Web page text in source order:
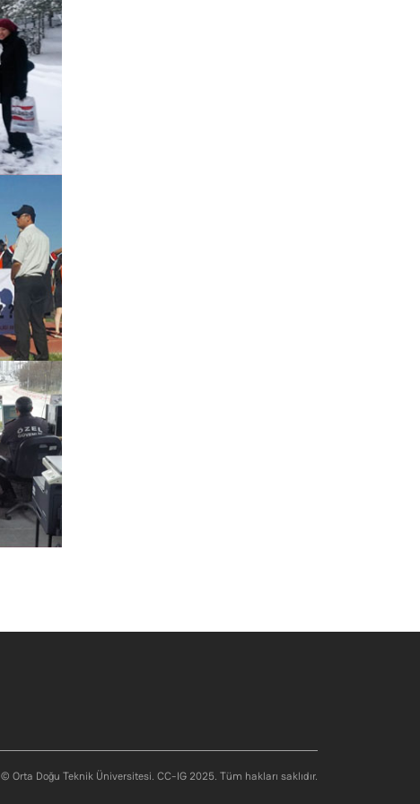
© Orta Doğu Teknik Üniversitesi. CC-IG 2025. Tüm hakları saklıdır.